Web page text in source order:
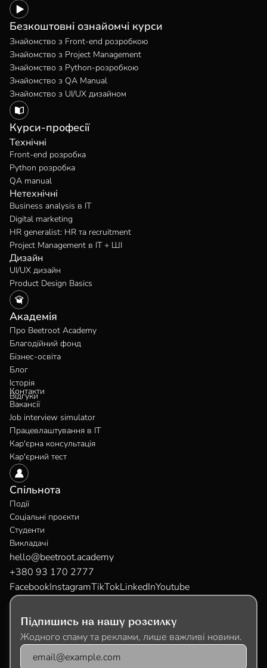
Безкоштовні ознайомчі курси
Знайомство з Front-end розробкою
Знайомство з Project Management
Знайомство з Python-розробкою
Знайомство з QA Manual
Знайомство з UI/UX дизайном
Курси-професії
Технічні
Front-end розробка
Python розробка
QA manual
Нетехнічні
Business analysis в IT
Digital marketing
HR generalist: HR та recruitment
Project Management в IT + ШІ
Дизайн
UI/UX дизайн
Product Design Basics
Спільнота
Події
Соціальні проєкти
Студенти
Викладачі
Академія
Про Beetroot Academy
Благодійний фонд
Бізнес-освіта
Блог
Історія
Відгуки
Контакти
Вакансії
Job interview simulator
Працевлаштування в IT
Кар'єрна консультація
Кар'єрний тест
hello@beetroot.academy
+380 93 170 2777
FacebookInstagramTikTokLinkedInYoutube
Підпишись на нашу розсилку
Жодного спаму та реклами, лише важливі новини.